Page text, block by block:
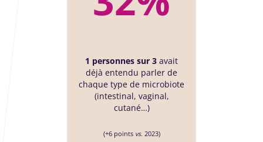
1 personnes sur 3 avait
déjà entendu parler de
chaque type de microbiote
(intestinal, vaginal,
cutané…)
(+6 points vs. 2023)